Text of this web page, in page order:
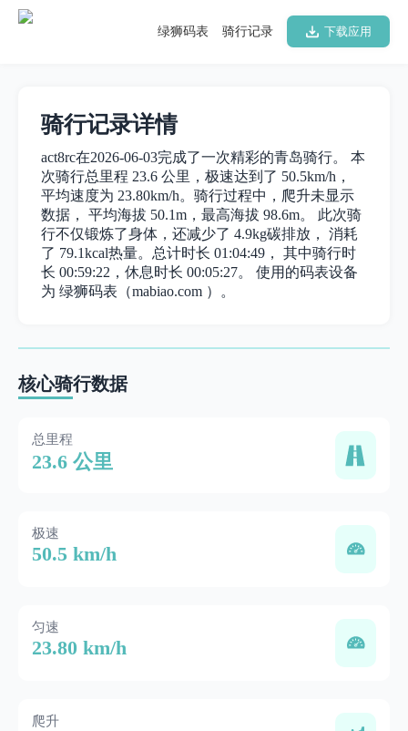
下载应用
骑行记录
绿狮码表
骑行记录详情
act8rc在2026-06-03完成了一次精彩的青岛骑行。 本
次骑行总里程 23.6 公里，极速达到了 50.5km/h，
平均速度为 23.80km/h。骑行过程中，爬升未显示
数据， 平均海拔 50.1m，最高海拔 98.6m。 此次骑
行不仅锻炼了身体，还减少了 4.9kg碳排放， 消耗
了 79.1kcal热量。总计时长 01:04:49， 其中骑行时
长 00:59:22，休息时长 00:05:27。 使用的码表设备
为 绿狮码表（mabiao.com ）。
核心骑行数据
总里程
23.6 公里
极速
50.5 km/h
匀速
23.80 km/h
爬升